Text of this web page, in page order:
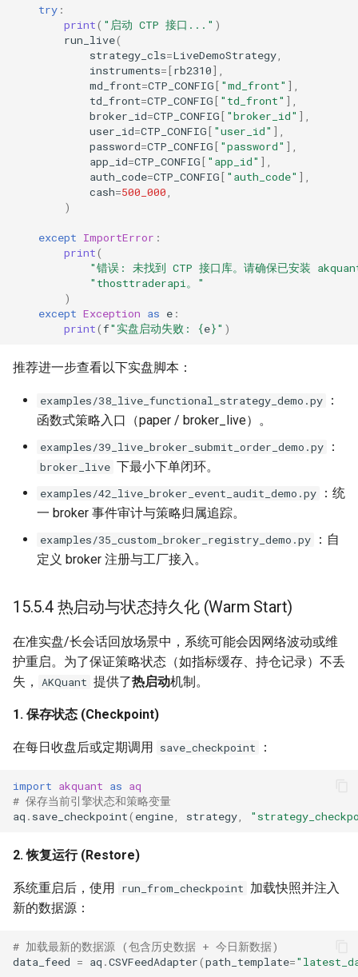
try :
print( "启动 CTP 接口..." )
run_live(
strategy_cls=LiveDemoStrategy
instruments=[rb2310],
md_front=CTP_CONFIG[ "md_front" ],
td_front=CTP_CONFIG[ "td_front" ],
broker_id=CTP_CONFIG[ "broker_id" ],
user_id=CTP_CONFIG[ "user_id" ],
password=CTP_CONFIG[ "password" ],
app_id=CTP_CONFIG[ "app_id" ],
auth_code=CTP_CONFIG[ "auth_code" ],
cash=500_000
)
except ImportError :
print(
"错误: 未找到 CTP 接口库。请确保已安装
"thosttraderapi。"
)
except Exception as e :
print(f"实盘启动失败: {e}" )
推荐进一步查看以下实盘脚本：
examples/38_live_functional_strategy_demo.py
：
函数式策略入口（paper / broker_live）。
examples/39_live_broker_submit_order_demo.py ：
broker_live 下最小下单闭环。
examples/42_live_broker_event_audit_demo.py
：统
一 broker 事件审计与策略归属追踪。
examples/35_custom_broker_registry_demo.py
：自
定义 broker 注册与工厂接入。
15.5.4 热启动与状态持久化 (Warm Start)
在准实盘/长会话回放场景中，系统可能会因网络波动或维
护重启。为了保证策略状态（如指标缓存、持仓记录）不丢
失，
AKQuant 提供了热启动机制。
1. 保存状态 (Checkpoint)
在每日收盘后或定期调用 save_checkpoint ：
import akquant as aq
# 保存当前引擎状态和策略变量
aq . save_checkpoint( engine strategy
2. 恢复运行 (Restore)
系统重启后，使用 run_from_checkpoint 加载快照并注入
新的数据源：
# 加载最新的数据源 (包含历史数据 + 今日新数据)
data_feed = aq .CSVFeedAdapter(path_template=